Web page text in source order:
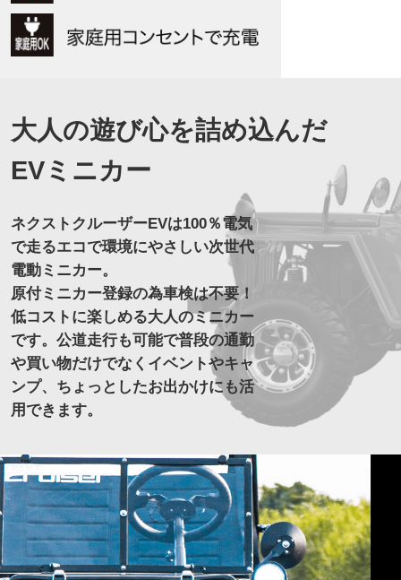
大人の遊び心を詰め込んだ
EVミニカー
ネクストクルーザーEVは100％電気
で走るエコで環境にやさしい次世代
電動ミニカー。
原付ミニカー登録の為車検は不要！
低コストに楽しめる大人のミニカー
です。公道走行も可能で普段の通勤
や買い物だけでなくイベントやキャ
ンプ、ちょっとしたお出かけにも活
用できます。